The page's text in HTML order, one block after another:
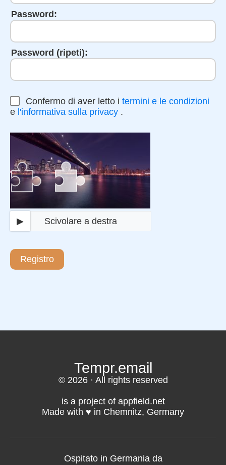
Password:
Password (ripeti):
Confermo di aver letto i termini e le condizioni
e l'informativa sulla privacy .
▶ Scivolare a destra
Registro
Tempr.email
© 2026 · All rights reserved
is a project of appfield.net
Made with ♥️ in Chemnitz, Germany
Ospitato in Germania da